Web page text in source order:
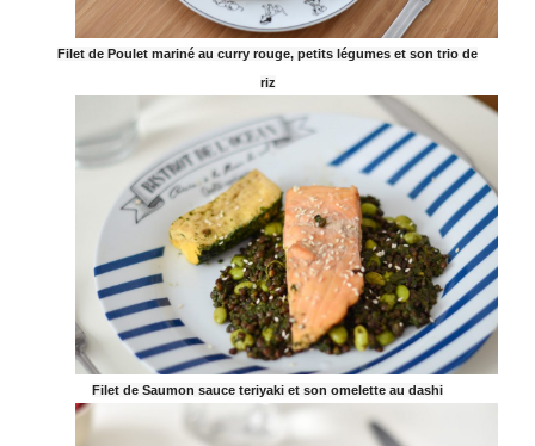
Filet de Poulet mariné au curry rouge, petits légumes et son trio de
riz
Filet de Saumon sauce teriyaki et son omelette au dashi